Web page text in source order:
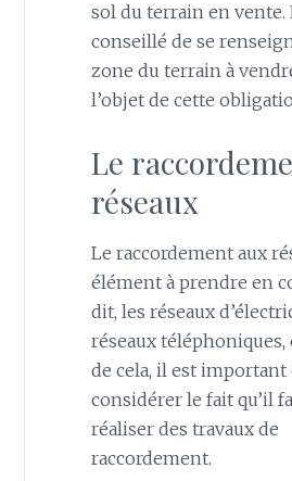
sol du terrain en vente.
conseillé de se
zone du terrain à
l’objet de cette
Le
réseaux
Le raccordement aux
élément à prendre en
dit, les réseaux
réseaux téléphoniques,
de cela, il est important
considérer le fait qu’il
réaliser des travaux de
raccordement.